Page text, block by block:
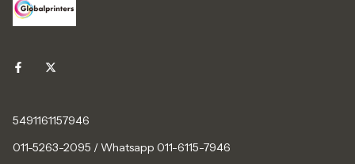
5491161157946
011-5263-2095 / Whatsapp 011-6115-7946